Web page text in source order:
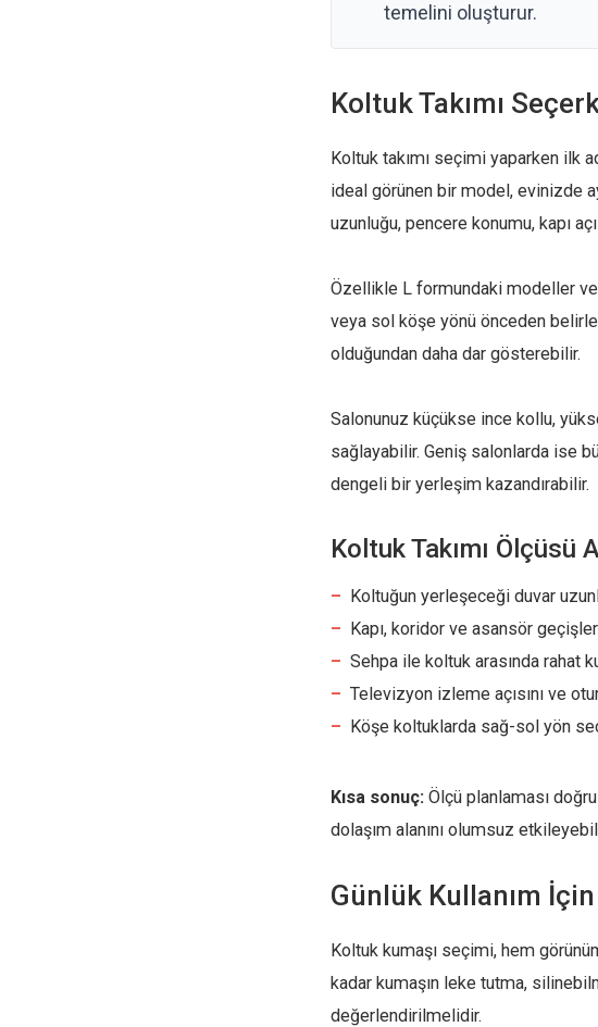
temelini oluşturur.
Koltuk Takımı
Koltuk takımı seçimi yaparken ilk
ideal görünen bir model, evinizde
uzunluğu, pencere konumu, kapı
Özellikle L formundaki modeller
veya sol köşe yönü önceden
olduğundan daha dar gösterebilir.
Salonunuz küçükse ince kollu,
sağlayabilir. Geniş salonlarda ise
dengeli bir yerleşim kazandırabilir.
Koltuk Takımı Ölçüsü
Koltuğun yerleşeceği duvar
Kapı, koridor ve asansör
Sehpa ile koltuk arasında rahat
Televizyon izleme açısını ve
Köşe koltuklarda sağ-sol yön
Kısa sonuç:Ölçü planlaması
dolaşım alanını olumsuz
Günlük Kullanım
Koltuk kumaşı seçimi, hem
kadar kumaşın leke tutma,
değerlendirilmelidir.